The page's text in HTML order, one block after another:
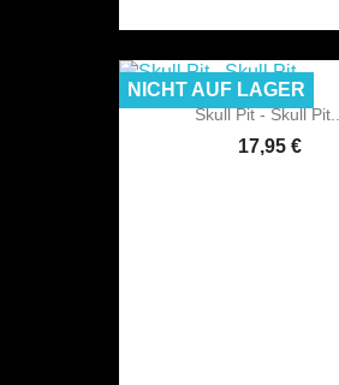
Skull Pit - Skull Pit...
17,95 €
NICHT AUF LAGER